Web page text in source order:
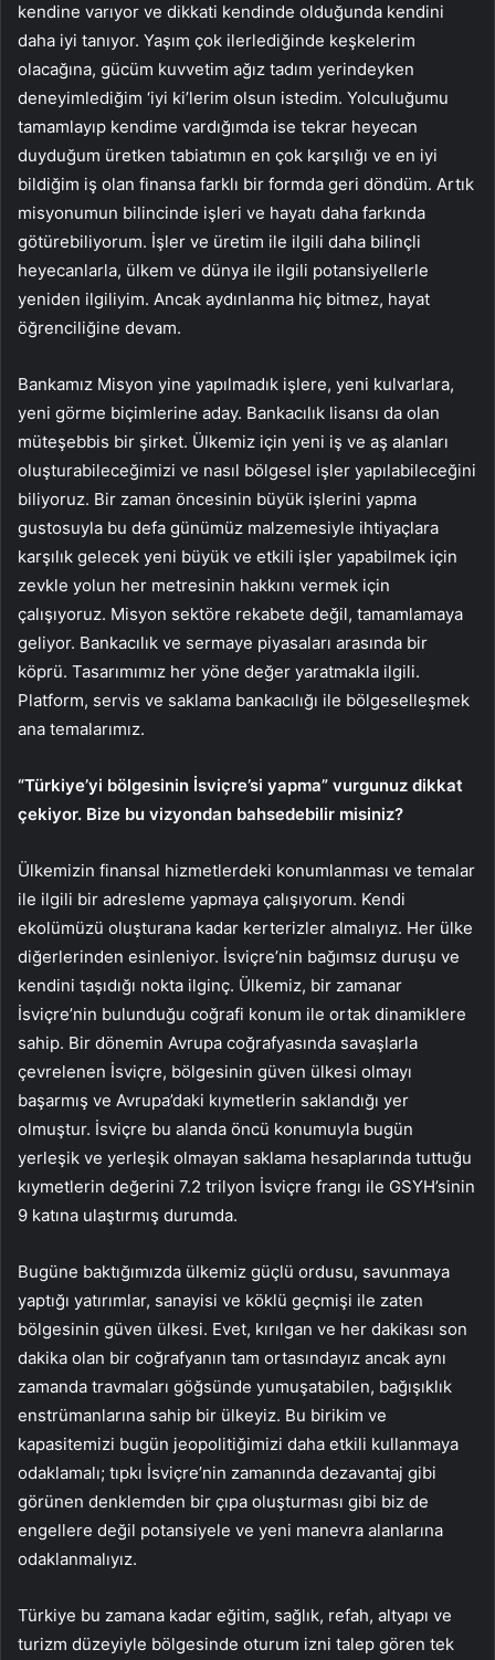
kendine varıyor ve dikkati kendinde olduğunda kendini
daha iyi tanıyor. Yaşım çok ilerlediğinde keşkelerim
olacağına, gücüm kuvvetim ağız tadım yerindeyken
deneyimlediğim ‘iyi ki’lerim olsun istedim. Yolculuğumu
tamamlayıp kendime vardığımda ise tekrar heyecan
duyduğum üretken tabiatımın en çok karşılığı ve en iyi
bildiğim iş olan finansa farklı bir formda geri döndüm. Artık
misyonumun bilincinde işleri ve hayatı daha farkında
götürebiliyorum. İşler ve üretim ile ilgili daha bilinçli
heyecanlarla, ülkem ve dünya ile ilgili potansiyellerle
yeniden ilgiliyim. Ancak aydınlanma hiç bitmez, hayat
öğrenciliğine devam.
Bankamız Misyon yine yapılmadık işlere, yeni kulvarlara,
yeni görme biçimlerine aday. Bankacılık lisansı da olan
müteşebbis bir şirket. Ülkemiz için yeni iş ve aş alanları
oluşturabileceğimizi ve nasıl bölgesel işler yapılabileceğini
biliyoruz. Bir zaman öncesinin büyük işlerini yapma
gustosuyla bu defa günümüz malzemesiyle ihtiyaçlara
karşılık gelecek yeni büyük ve etkili işler yapabilmek için
zevkle yolun her metresinin hakkını vermek için
çalışıyoruz. Misyon sektöre rekabete değil, tamamlamaya
geliyor. Bankacılık ve sermaye piyasaları arasında bir
köprü. Tasarımımız her yöne değer yaratmakla ilgili.
Platform, servis ve saklama bankacılığı ile bölgeselleşmek
ana temalarımız.
“Türkiye’yi bölgesinin İsviçre’si yapma” vurgunuz dikkat
çekiyor. Bize bu vizyondan bahsedebilir misiniz?
Ülkemizin finansal hizmetlerdeki konumlanması ve temalar
ile ilgili bir adresleme yapmaya çalışıyorum. Kendi
ekolümüzü oluşturana kadar kerterizler almalıyız. Her ülke
diğerlerinden esinleniyor. İsviçre’nin bağımsız duruşu ve
kendini taşıdığı nokta ilginç. Ülkemiz, bir zamanar
İsviçre’nin bulunduğu coğrafi konum ile ortak dinamiklere
sahip. Bir dönemin Avrupa coğrafyasında savaşlarla
çevrelenen İsviçre, bölgesinin güven ülkesi olmayı
başarmış ve Avrupa’daki kıymetlerin saklandığı yer
olmuştur. İsviçre bu alanda öncü konumuyla bugün
yerleşik ve yerleşik olmayan saklama hesaplarında tuttuğu
kıymetlerin değerini 7.2 trilyon İsviçre frangı ile GSYH’sinin
9 katına ulaştırmış durumda.
Bugüne baktığımızda ülkemiz güçlü ordusu, savunmaya
yaptığı yatırımlar, sanayisi ve köklü geçmişi ile zaten
bölgesinin güven ülkesi. Evet, kırılgan ve her dakikası son
dakika olan bir coğrafyanın tam ortasındayız ancak aynı
zamanda travmaları göğsünde yumuşatabilen, bağışıklık
enstrümanlarına sahip bir ülkeyiz. Bu birikim ve
kapasitemizi bugün jeopolitiğimizi daha etkili kullanmaya
odaklamalı; tıpkı İsviçre’nin zamanında dezavantaj gibi
görünen denklemden bir çıpa oluşturması gibi biz de
engellere değil potansiyele ve yeni manevra alanlarına
odaklanmalıyız.
Türkiye bu zamana kadar eğitim, sağlık, refah, altyapı ve
turizm düzeyiyle bölgesinde oturum izni talep gören tek